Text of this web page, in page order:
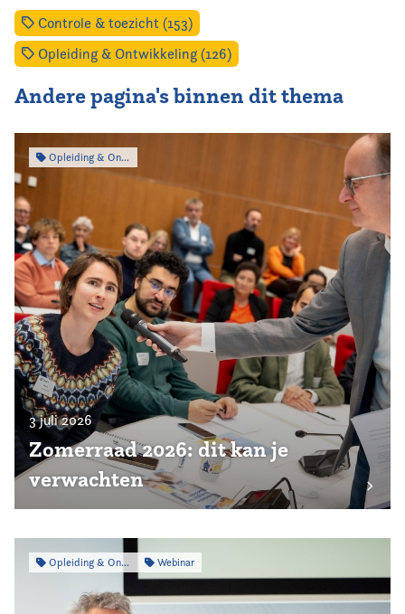
Controle & toezicht (153)
Opleiding & Ontwikkeling (126)
Andere pagina's binnen dit thema
Opleiding & Ontwikkeling
3 juli 2026
Zomerraad 2026: dit kan je
verwachten
Opleiding & Ontwikkeling Webinar